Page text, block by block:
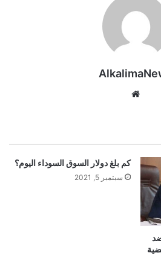
كم بلغ دولار السوق السوداء اليوم؟
سبتمبر 5, 2021